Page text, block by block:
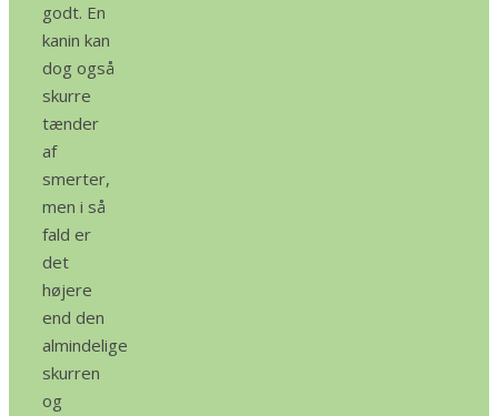
godt. En
kanin kan
dog også
skurre
tænder
af
smerter,
men i så
fald er
det
højere
end den
almindelige
skurren
og